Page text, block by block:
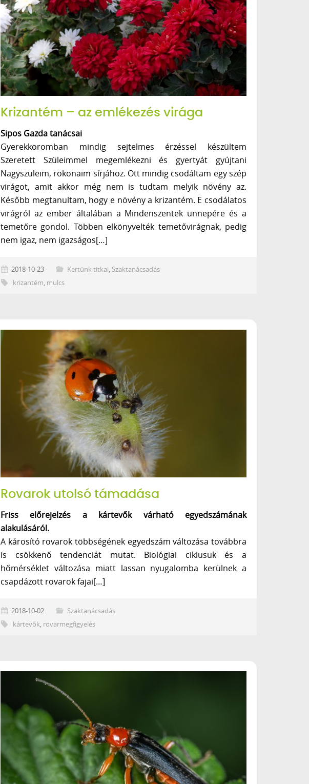
Krizantém – az emlékezés virága
Sipos Gazda tanácsai
Gyerekkoromban mindig sejtelmes érzéssel készültem
Szeretett Szüleimmel megemlékezni és gyertyát gyújtani
Nagyszüleim, rokonaim sírjához. Ott mindig csodáltam egy szép
virágot, amit akkor még nem is tudtam melyik növény az.
Később megtanultam, hogy e növény a krizantém. E csodálatos
virágról az ember általában a Mindenszentek ünnepére és a
temetőre gondol. Többen elkönyvelték temetővirágnak, pedig
nem igaz, nem igazságos[…]
2018-10-23 Kertünk titkai, Szaktanácsadás
krizantém, mulcs
Rovarok utolsó támadása
Friss előrejelzés a kártevők várható egyedszámának
alakulásáról.
A károsító rovarok többségének egyedszám változása továbbra
is csökkenő tendenciát mutat. Biológiai ciklusuk és a
hőmérséklet változása miatt lassan nyugalomba kerülnek a
csapdázott rovarok fajai[…]
2018-10-02
Szaktanácsadás
kártevők, rovarmegfigyelés